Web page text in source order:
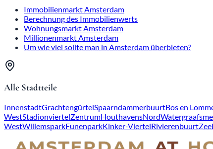
Immobilienmarkt Amsterdam
Berechnung des Immobilienwerts
Wohnungsmarkt Amsterdam
Millionenmarkt Amsterdam
Um wie viel sollte man in Amsterdam überbieten?
Alle Stadtteile
InnenstadtGrachtengürtelSpaarndammerbuurtBos en
WestStadionviertelZentrumHouthavensNord
WestWillemsparkFunenparkKinker-ViertelRivierenbuurt